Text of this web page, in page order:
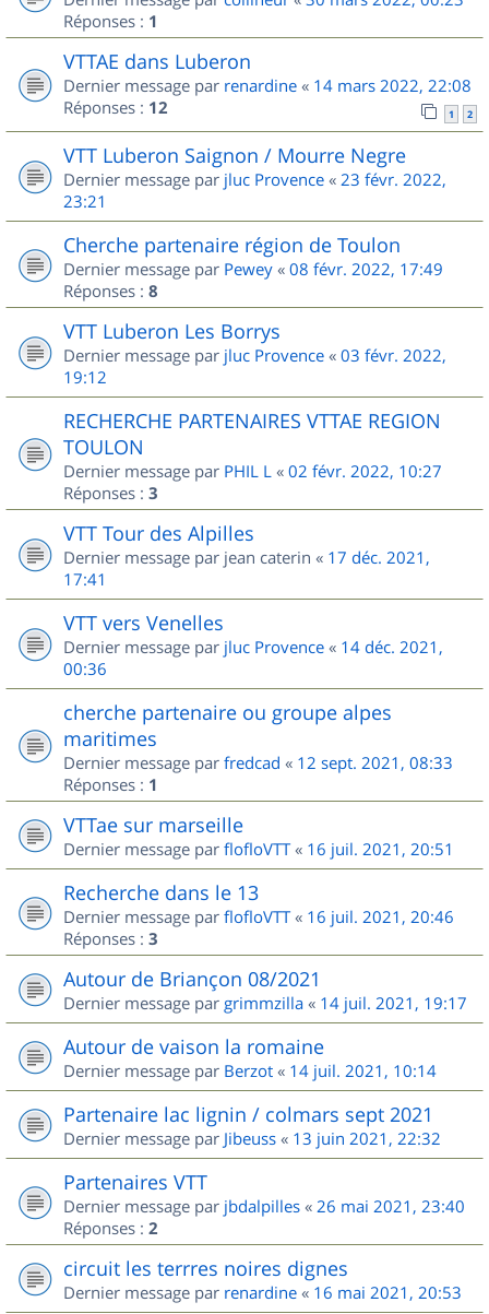
Réponses : 1
VTTAE dans Luberon
Dernier message par renardine « 14 mars 2022, 22:08
Réponses : 12 1 2
VTT Luberon Saignon / Mourre Negre
Dernier message par jluc Provence « 23 févr. 2022,
23:21
Cherche partenaire région de Toulon
Dernier message par Pewey « 08 févr. 2022, 17:49
Réponses : 8
VTT Luberon Les Borrys
Dernier message par jluc Provence « 03 févr. 2022,
19:12
RECHERCHE PARTENAIRES VTTAE REGION
TOULON
Dernier message par PHIL L « 02 févr. 2022, 10:27
Réponses : 3
VTT Tour des Alpilles
Dernier message par jean caterin « 17 déc. 2021,
17:41
VTT vers Venelles
Dernier message par jluc Provence « 14 déc. 2021,
00:36
cherche partenaire ou groupe alpes
maritimes
Dernier message par fredcad « 12 sept. 2021, 08:33
Réponses : 1
VTTae sur marseille
Dernier message par flofloVTT« 16 juil. 2021, 20:51
Recherche dans le 13
Dernier message par flofloVTT« 16 juil. 2021, 20:46
Réponses : 3
Autour de Briançon 08/2021
Dernier message par grimmzilla « 14 juil. 2021, 19:17
Autour de vaison la romaine
Dernier message par Berzot « 14 juil. 2021, 10:14
Partenaire lac lignin / colmars sept 2021
Dernier message par Jibeuss « 13 juin 2021, 22:32
Partenaires VTT
Dernier message par jbdalpilles « 26 mai 2021, 23:40
Réponses : 2
circuit les terrres noires dignes
Dernier message par renardine « 16 mai 2021, 20:53